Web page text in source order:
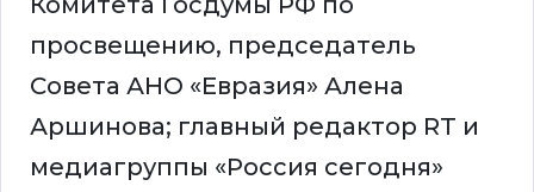
просвещению, председатель
Совета АНО «Евразия» Алена
Аршинова; главный редактор RT и
медиагруппы «Россия сегодня»